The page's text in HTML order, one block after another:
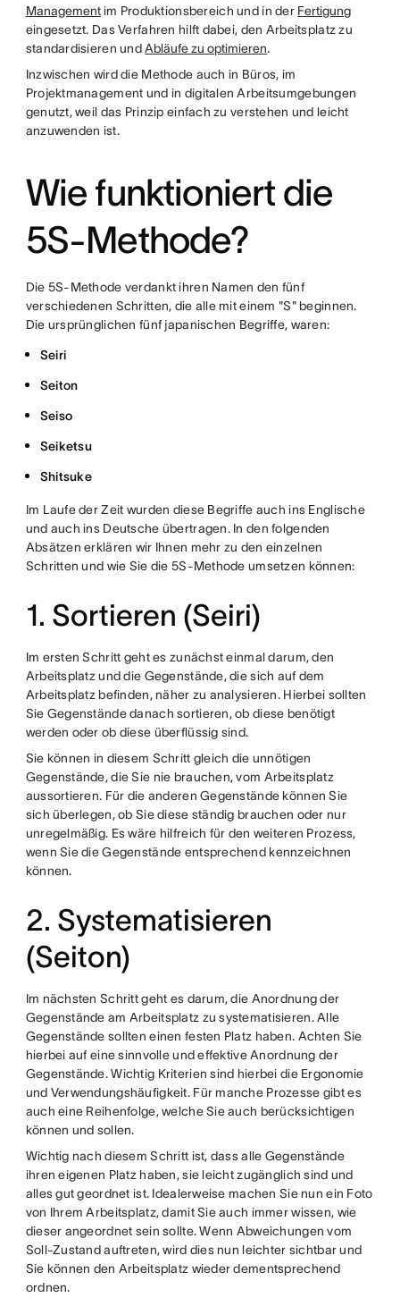
Managementim Produktionsbereich und in der Fertigung
eingesetzt. Das Verfahren hilft dabei, den Arbeitsplatz zu
standardisieren undAbläufe zu optimieren.
Inzwischen wird die Methode auch in Büros, im
Projektmanagement und in digitalen Arbeitsumgebungen
genutzt, weil das Prinzip einfach zu verstehen und leicht
anzuwenden ist.
Wie funktioniert die
5S-Methode?
Die 5S-Methode verdankt ihren Namen den fünf
verschiedenen Schritten, die alle mit einem "S" beginnen.
Die ursprünglichen fünf japanischen Begriffe, waren:
Seiri
Seiton
Seiso
Seiketsu
Shitsuke
Im Laufe der Zeit wurden diese Begriffe auch ins Englische
und auch ins Deutsche übertragen. In den folgenden
Absätzen erklären wir Ihnen mehr zu den einzelnen
Schritten und wie Sie die 5S-Methode umsetzen können:
1. Sortieren (Seiri)
Im ersten Schritt geht es zunächst einmal darum, den
Arbeitsplatz und die Gegenstände, die sich auf dem
Arbeitsplatz befinden, näher zu analysieren. Hierbei sollten
Sie Gegenstände danach sortieren, ob diese benötigt
werden oder ob diese überflüssig sind.
Sie können in diesem Schritt gleich die unnötigen
Gegenstände, die Sie nie brauchen, vom Arbeitsplatz
aussortieren. Für die anderen Gegenstände können Sie
sich überlegen, ob Sie diese ständig brauchen oder nur
unregelmäßig. Es wäre hilfreich für den weiteren Prozess,
wenn Sie die Gegenstände entsprechend kennzeichnen
können.
2. Systematisieren
(Seiton)
Im nächsten Schritt geht es darum, die Anordnung der
Gegenstände am Arbeitsplatz zu systematisieren. Alle
Gegenstände sollten einen festen Platz haben. Achten Sie
hierbei auf eine sinnvolle und effektive Anordnung der
Gegenstände. Wichtig Kriterien sind hierbei die Ergonomie
und Verwendungshäufigkeit. Für manche Prozesse gibt es
auch eine Reihenfolge, welche Sie auch berücksichtigen
können und sollen.
Wichtig nach diesem Schritt ist, dass alle Gegenstände
ihren eigenen Platz haben, sie leicht zugänglich sind und
alles gut geordnet ist. Idealerweise machen Sie nun ein Foto
von Ihrem Arbeitsplatz, damit Sie auch immer wissen, wie
dieser angeordnet sein sollte. Wenn Abweichungen vom
Soll-Zustand auftreten, wird dies nun leichter sichtbar und
Sie können den Arbeitsplatz wieder dementsprechend
ordnen.